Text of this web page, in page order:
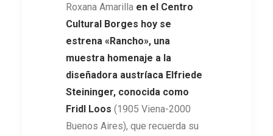
Roxana Amarilla en el Centro
Cultural Borges hoy se
estrena «Rancho», una
muestra homenaje a la
diseñadora austríaca Elfriede
Steininger, conocida como
Fridl Loos (1905 Viena-2000
Buenos Aires), que recuerda su